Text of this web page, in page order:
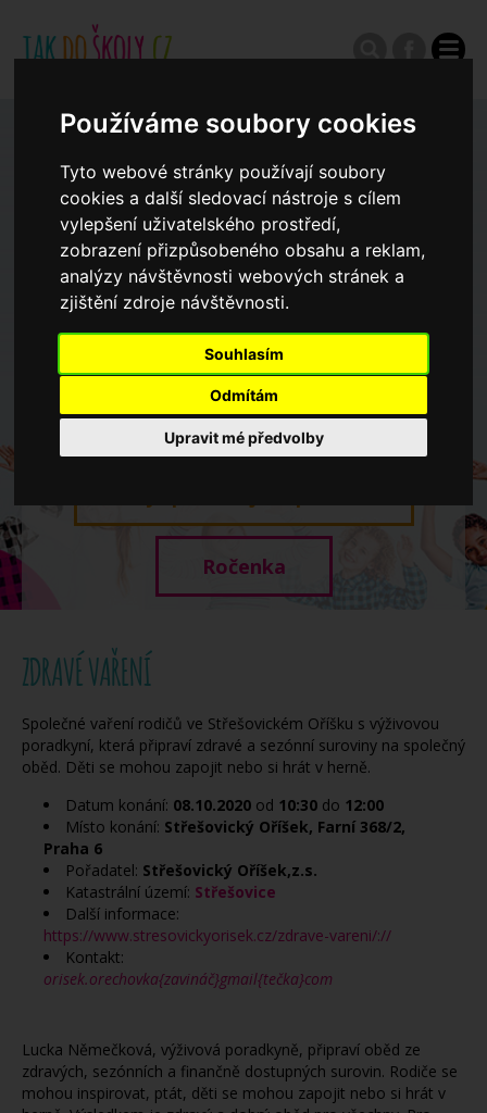
Používáme soubory cookies
Tyto webové stránky používají soubory
cookies a další sledovací nástroje s cílem
vylepšení uživatelského prostředí,
zobrazení přizpůsobeného obsahu a reklam,
analýzy návštěvnosti webových stránek a
zjištění zdroje návštěvnosti.
Souhlasím
Odmítám
Upravit mé předvolby
Zápisy do ZŠ 2026/27
Výroční zprávy
Spádové oblasti ZŠ
Koncepce školství
Dny otevřených dveří ZŠ
Ročenka
ZDRAVÉ VAŘENÍ
Společné vaření rodičů ve Střešovickém Oříšku s výživovou
poradkyní, která připraví zdravé a sezónní suroviny na společný
oběd. Děti se mohou zapojit nebo si hrát v herně.
Datum konání: 08.10.2020 od 10:30 do 12:00
Místo konání: Střešovický Oříšek, Farní 368/2,
Praha 6
Pořadatel: Střešovický Oříšek,z.s.
Katastrální území: Střešovice
Další informace:
https://www.stresovickyorisek.cz/zdrave-vareni/://
Kontakt:
orisek.orechovka{zavináč}gmail{tečka}com
Lucka Němečková, výživová poradkyně, připraví oběd ze
zdravých, sezónních a finančně dostupných surovin. Rodiče se
mohou inspirovat, ptát, děti se mohou zapojit nebo si hrát v